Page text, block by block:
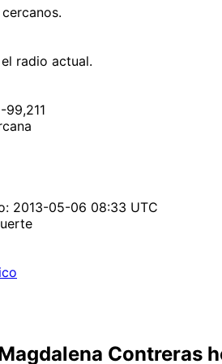
radio actual.
99,211
2013-05-06 08:33 UTC
Contreras